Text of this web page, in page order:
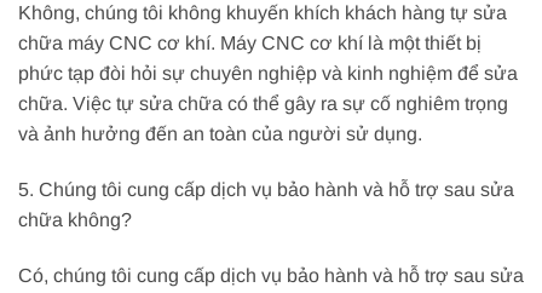
Không, chúng tôi không khuyến khích khách hàng tự sửa
chữa máy CNC cơ khí. Máy CNC cơ khí là một thiết bị
phức tạp đòi hỏi sự chuyên nghiệp và kinh nghiệm để sửa
chữa. Việc tự sửa chữa có thể gây ra sự cố nghiêm trọng
và ảnh hưởng đến an toàn của người sử dụng.
5. Chúng tôi cung cấp dịch vụ bảo hành và hỗ trợ sau sửa
chữa không?
Có, chúng tôi cung cấp dịch vụ bảo hành và hỗ trợ sau sửa